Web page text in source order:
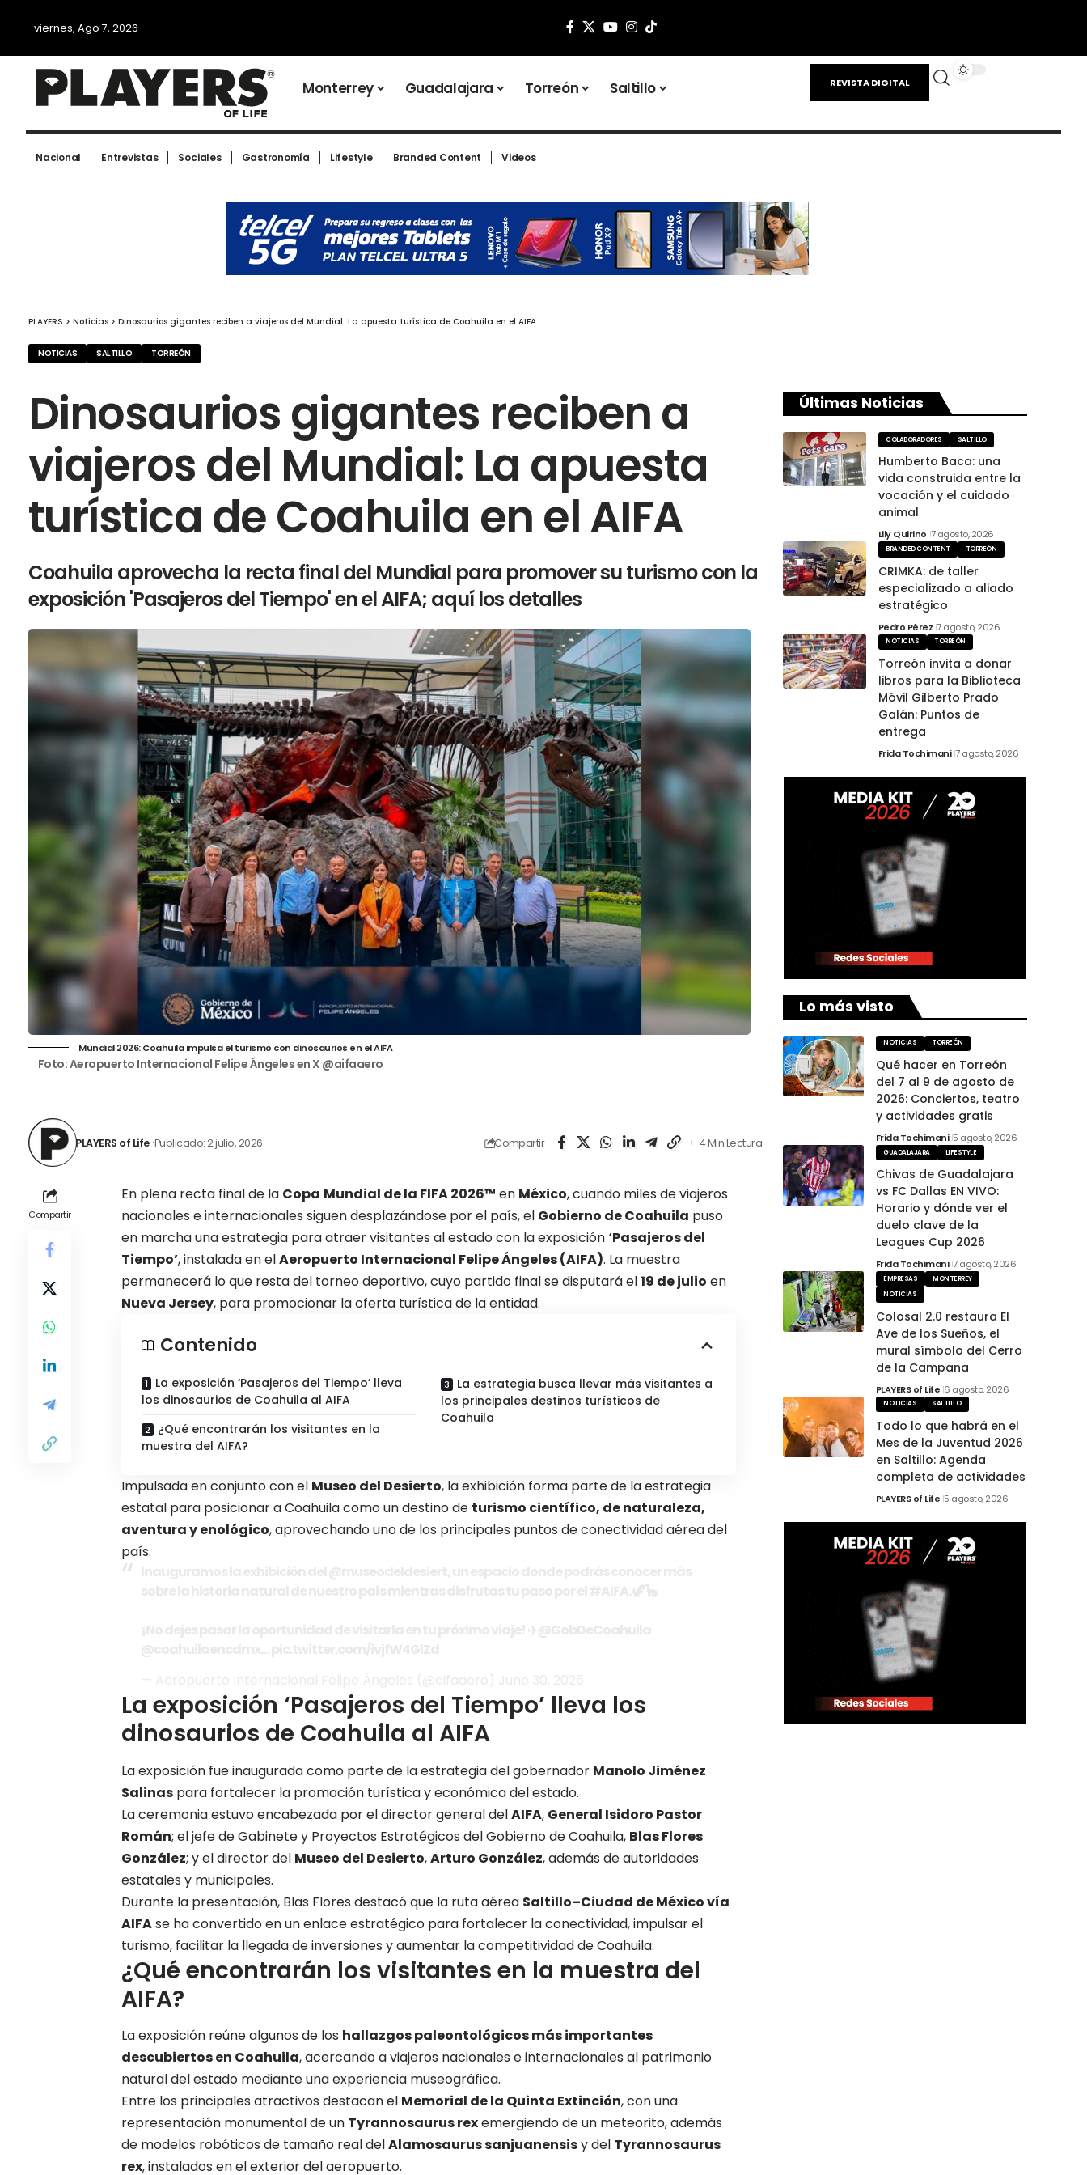
viernes, Ago 7, 2026
Monterrey Guadalajara Torreón Saltillo REVISTA DIGITAL
Nacional Entrevistas Sociales Gastronomía Lifestyle Branded Content Videos
PLAYERS > Noticias > Dinosaurios gigantes reciben a viajeros del Mundial: La apuesta turística de Coahuila en el AIFA
NOTICIAS SALTILLO TORREÓN
Dinosaurios gigantes reciben a
viajeros del Mundial: La apuesta
turística de Coahuila en el AIFA
Coahuila aprovecha la recta final del Mundial para promover su turismo con la
exposición 'Pasajeros del Tiempo' en el AIFA; aquí los detalles
Mundial 2026: Coahuila impulsa el turismo con dinosaurios en el AIFA
Foto:Aeropuerto Internacional Felipe Ángeles en X @aifaaero
PLAYERS of Life Publicado: 2 julio, 2026 Compartir 4 Min Lectura
Compartir
En plena recta final de la Copa Mundial de la FIFA 2026™ en México, cuando miles de viajeros
nacionales e internacionales siguen desplazándose por el país, el Gobierno de Coahuila puso
en marcha una estrategia para atraer visitantes al estado con la exposición‘Pasajeros del
Tiempo’, instalada en elAeropuerto Internacional Felipe Ángeles (AIFA). La muestra
permanecerá lo que resta del torneo deportivo, cuyo partido final se disputará el19 de julio en
Nueva Jersey, para promocionar la oferta turística de la entidad.
Contenido
La exposición ‘Pasajeros del Tiempo’ lleva
los dinosaurios de Coahuila al AIFA
¿Qué encontrarán los visitantes en la
muestra del AIFA?
La estrategia busca llevar más visitantes a
los principales destinos turísticos de
Coahuila
Impulsada en conjunto con el Museo del Desierto, la exhibición forma parte de la estrategia
estatal para posicionar a Coahuila como un destino de turismo científico, de naturaleza,
aventura y enológico, aprovechando uno de los principales puntos de conectividad aérea del
país.
La exposición ‘Pasajeros del Tiempo’ lleva los
dinosaurios de Coahuila al AIFA
La exposición fue inaugurada como parte de la estrategia del gobernador Manolo Jiménez
Salinas para fortalecer la promoción turística y económica del estado.
La ceremonia estuvo encabezada por el director general delAIFA, General Isidoro Pastor
Román; el jefe de Gabinete y Proyectos Estratégicos del Gobierno de Coahuila, Blas Flores
González; y el director del Museo del Desierto,Arturo González, además de autoridades
estatales y municipales.
Durante la presentación, Blas Flores destacó que la ruta aérea Saltillo–Ciudad de México vía
AIFAse ha convertido en un enlace estratégico para fortalecer la conectividad, impulsar el
turismo, facilitar la llegada de inversiones y aumentar la competitividad de Coahuila.
¿Qué encontrarán los visitantes en la muestra del
AIFA?
La exposición reúne algunos de los hallazgos paleontológicos más importantes
descubiertos en Coahuila, acercando a viajeros nacionales e internacionales al patrimonio
natural del estado mediante una experiencia museográfica.
Entre los principales atractivos destacan el Memorial de la Quinta Extinción, con una
representación monumental de un Tyrannosaurus rexemergiendo de un meteorito, además
de modelos robóticos de tamaño real delAlamosaurus sanjuanensisy del Tyrannosaurus
rex, instalados en el exterior del aeropuerto.
Últimas Noticias
COLABORADORES SALTILLO
Humberto Baca: una
vida construida entre la
vocación y el cuidado
animal
Lily Quirino 7 agosto, 2026
BRANDED CONTENT TORREÓN
CRIMKA: de taller
especializado a aliado
estratégico
Pedro Pérez 7 agosto, 2026
NOTICIAS TORREÓN
Torreón invita a donar
libros para la Biblioteca
Móvil Gilberto Prado
Galán: Puntos de
entrega
Frida Tochimani 7 agosto, 2026
Lo más visto
NOTICIAS TORREÓN
Qué hacer en Torreón
del 7 al 9 de agosto de
2026: Conciertos, teatro
y actividades gratis
Frida Tochimani 5 agosto, 2026
GUADALAJARA LIFESTYLE
Chivas de Guadalajara
vs FC Dallas EN VIVO:
Horario y dónde ver el
duelo clave de la
Leagues Cup 2026
Frida Tochimani 7 agosto, 2026
EMPRESAS
MONTERREY
NOTICIAS
Colosal 2.0 restaura El
Ave de los Sueños, el
mural símbolo del Cerro
de la Campana
PLAYERS of Life 6 agosto, 2026
NOTICIAS SALTILLO
Todo lo que habrá en el
Mes de la Juventud 2026
en Saltillo: Agenda
completa de actividades
PLAYERS of Life 5 agosto, 2026